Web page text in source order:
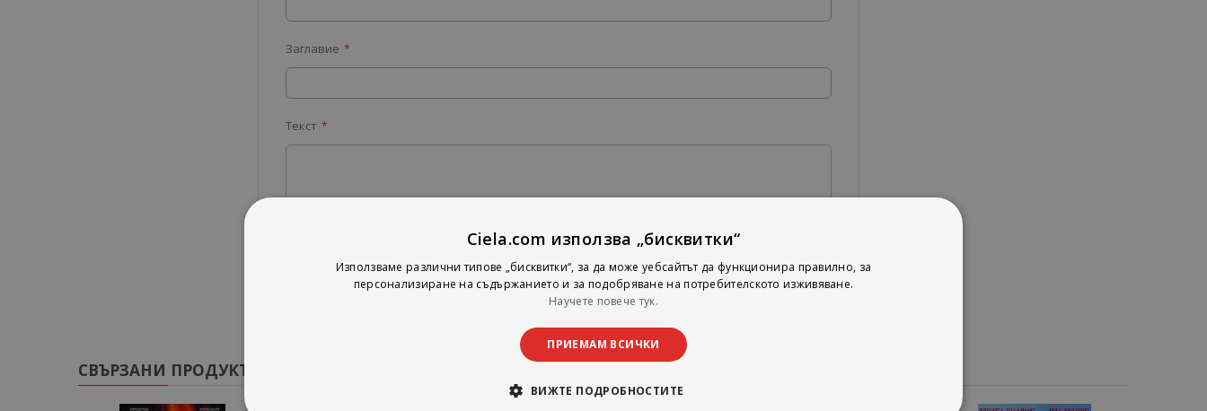
Заглавие
Текст
Изпрати
СВЪРЗАНИ ПРОДУКТИ
Ciela.com използва „бисквитки“
Използваме различни типове „бисквитки“, за да може уебсайтът да функционира правилно, за
персонализиране на съдържанието и за подобряване на потребителското изживяване.
Научете повече тук.
ПРИЕМАМ ВСИЧКИ
ВИЖТЕ ПОДРОБНОСТИТЕ